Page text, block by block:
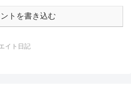
トを書き込む
イト日記